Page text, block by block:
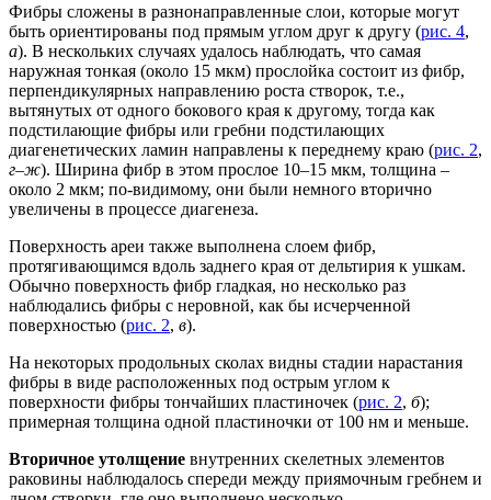
Фибры сложены в разнонаправленные слои, которые могут
быть ориентированы под прямым углом друг к другу (рис. 4,
а). В нескольких случаях удалось наблюдать, что самая
наружная тонкая (около 15 мкм) прослойка состоит из фибр,
перпендикулярных направлению роста створок, т.е.,
вытянутых от одного бокового края к другому, тогда как
подстилающие фибры или гребни подстилающих
диагенетических ламин направлены к переднему краю (рис. 2,
г–ж). Ширина фибр в этом прослое 10–15 мкм, толщина –
около 2 мкм; по-видимому, они были немного вторично
увеличены в процессе диагенеза.
Поверхность ареи также выполнена слоем фибр,
протягивающимся вдоль заднего края от дельтирия к ушкам.
Обычно поверхность фибр гладкая, но несколько раз
наблюдались фибры с неровной, как бы исчерченной
поверхностью (рис. 2, в).
На некоторых продольных сколах видны стадии нарастания
фибры в виде расположенных под острым углом к
поверхности фибры тончайших пластиночек (рис. 2, б);
примерная толщина одной пластиночки от 100 нм и меньше.
Вторичное утолщение внутренних скелетных элементов
раковины наблюдалось спереди между приямочным гребнем и